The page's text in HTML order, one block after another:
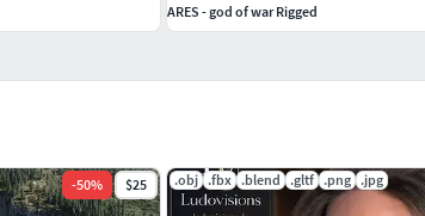
original ou de la marque Mega Drive.
-50% $25 .obj .fbx .blend .gltf .png .jpg
ARES - god of war Rigged